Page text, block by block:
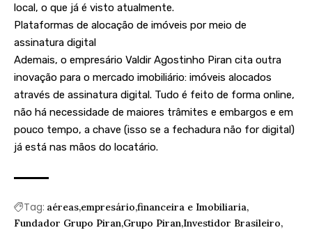
local, o que já é visto atualmente.
Plataformas de alocação de imóveis por meio de
assinatura digital
Ademais, o empresário Valdir Agostinho Piran cita outra
inovação para o mercado imobiliário: imóveis alocados
através de assinatura digital. Tudo é feito de forma online,
não há necessidade de maiores trâmites e embargos e em
pouco tempo, a chave (isso se a fechadura não for digital)
já está nas mãos do locatário.
Tag: aéreas empresário financeira e Imobiliaria
Fundador Grupo Piran Grupo Piran Investidor Brasileiro